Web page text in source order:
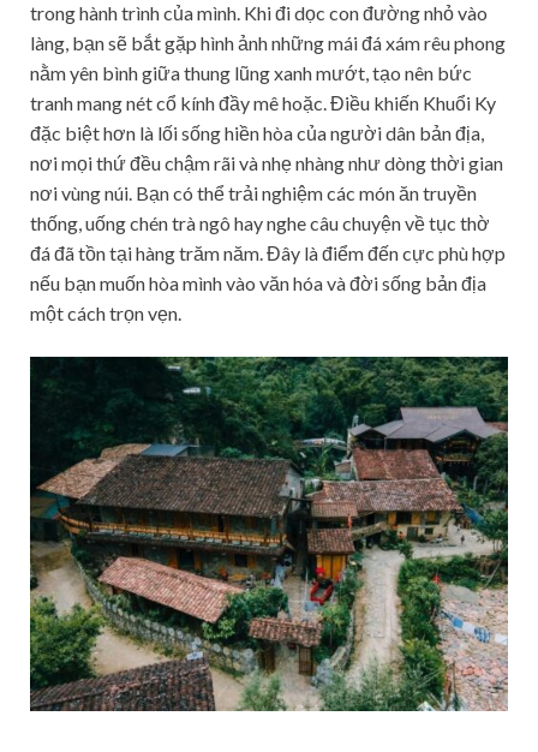
trong hành trình của mình. Khi đi dọc con đường nhỏ vào
làng, bạn sẽ bắt gặp hình ảnh những mái đá xám rêu phong
nằm yên bình giữa thung lũng xanh mướt, tạo nên bức
tranh mang nét cổ kính đầy mê hoặc. Điều khiến Khuổi Ky
đặc biệt hơn là lối sống hiền hòa của người dân bản địa,
nơi mọi thứ đều chậm rãi và nhẹ nhàng như dòng thời gian
nơi vùng núi. Bạn có thể trải nghiệm các món ăn truyền
thống, uống chén trà ngô hay nghe câu chuyện về tục thờ
đá đã tồn tại hàng trăm năm. Đây là điểm đến cực phù hợp
nếu bạn muốn hòa mình vào văn hóa và đời sống bản địa
một cách trọn vẹn.